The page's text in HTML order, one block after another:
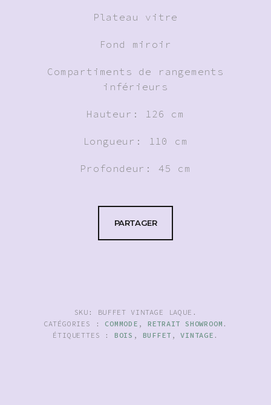
Plateau vitre
Fond miroir
Compartiments de rangements
inférieurs
Hauteur: 126 cm
Longueur: 110 cm
Profondeur: 45 cm
PARTAGER
SKU: BUFFET VINTAGE LAQUE .
CATÉGORIES : COMMODE , RETRAIT SHOWROOM .
ÉTIQUETTES : BOIS , BUFFET ,VINTAGE .